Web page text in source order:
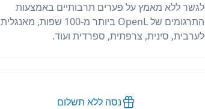
לגשר ללא מאמץ על פערים תרבותיים באמצעות
התרגומים של OpenL ביותר מ-100 שפות, מאנגלית
לערבית, סינית, צרפתית, ספרדית ועוד.
נסה ללא תשלום